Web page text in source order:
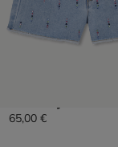
65,00 €